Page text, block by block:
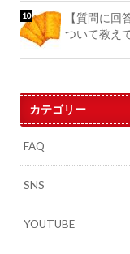
【質問に回
ついて教え
カテゴリー
FAQ
SNS
YOUTUBE